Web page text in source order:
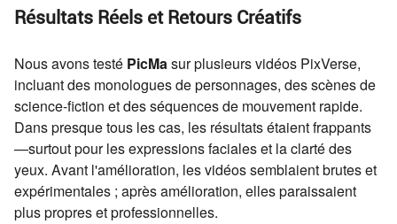
Résultats Réels et Retours Créatifs
Nous avons testé PicMasur plusieurs vidéos PixVerse,
incluant des monologues de personnages, des scènes de
science-fiction et des séquences de mouvement rapide.
Dans presque tous les cas, les résultats étaient frappants
—surtout pour les expressions faciales et la clarté des
yeux. Avant l'amélioration, les vidéos semblaient brutes et
expérimentales ; après amélioration, elles paraissaient
plus propres et professionnelles.